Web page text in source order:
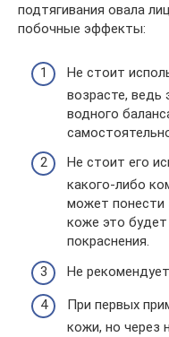
подтягивания овала
побочные эффекты:
Не стоит
возрасте, ведь
водного
Не стоит его
какого-либо
может понести
коже это
покраснения.
Не
При первых
кожи, но через